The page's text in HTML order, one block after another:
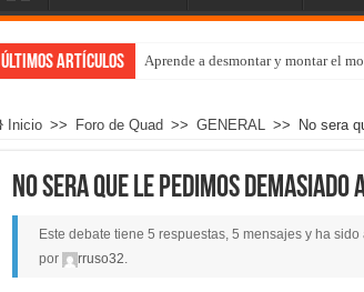
Últimos artículos Aprende a desmontar y montar el
Inicio >> Foro de Quad >> GENERAL >> No sera
No sera que le pedimos
Este debate tiene 5 respuestas, 5 mensajes y ha
por
rruso32.